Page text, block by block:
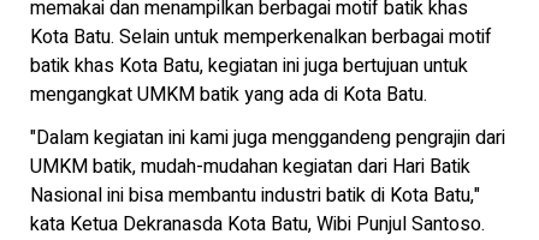
memakai dan menampilkan berbagai motif batik khas
Kota Batu. Selain untuk memperkenalkan berbagai motif
batik khas Kota Batu, kegiatan ini juga bertujuan untuk
mengangkat UMKM batik yang ada di Kota Batu.
"Dalam kegiatan ini kami juga menggandeng pengrajin dari
UMKM batik, mudah-mudahan kegiatan dari Hari Batik
Nasional ini bisa membantu industri batik di Kota Batu,"
kata Ketua Dekranasda Kota Batu, Wibi Punjul Santoso.